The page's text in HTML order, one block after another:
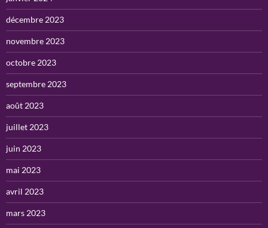
décembre 2023
novembre 2023
octobre 2023
septembre 2023
août 2023
juillet 2023
juin 2023
mai 2023
avril 2023
mars 2023